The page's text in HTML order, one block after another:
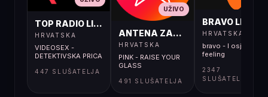
TOP RADIO LIVE
HRVATSKA
VIDEOSEX -
DETEKTIVSKA PRICA
447 SLUŠATELJA
UŽIVO
ANTENA ZAGREB LIVE
HRVATSKA
PINK - RAISE YOUR
GLASS
491 SLUŠATELJA
BRAVO LIVE
HRVATSKA
bravo - I osjećaj i
feeling
2347
SLUŠATELJA